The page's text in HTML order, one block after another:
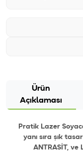
Ürün
Açıklaması
Pratik Lazer
yanı sıra şık
ANTRASİT, ve